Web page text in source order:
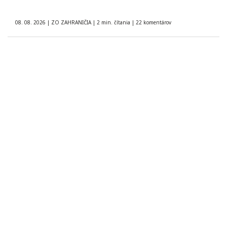
08. 08. 2026 | ZO ZAHRANIČIA | 2 min. čítania | 22 komentárov